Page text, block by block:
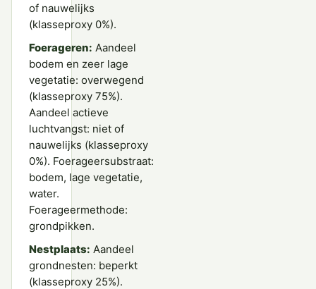
of nauwelijks
(klasseproxy 0%).
Foerageren: Aandeel
bodem en zeer lage
vegetatie: overwegend
(klasseproxy 75%).
Aandeel actieve
luchtvangst: niet of
nauwelijks (klasseproxy
0%). Foerageersubstraat:
bodem, lage vegetatie,
water.
Foerageermethode:
grondpikken.
Nestplaats: Aandeel
grondnesten: beperkt
(klasseproxy 25%).